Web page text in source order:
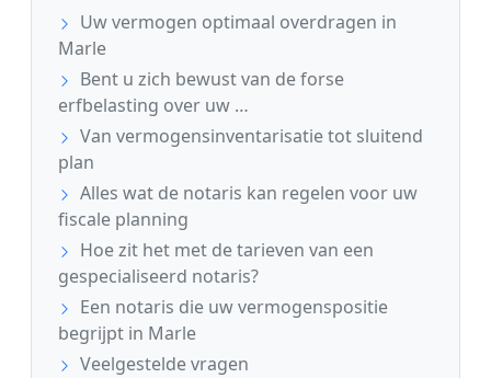
Uw vermogen optimaal overdragen in
Marle
Bent u zich bewust van de forse
erfbelasting over uw …
Van vermogensinventarisatie tot sluitend
plan
Alles wat de notaris kan regelen voor uw
fiscale planning
Hoe zit het met de tarieven van een
gespecialiseerd notaris?
Een notaris die uw vermogenspositie
begrijpt in Marle
Veelgestelde vragen